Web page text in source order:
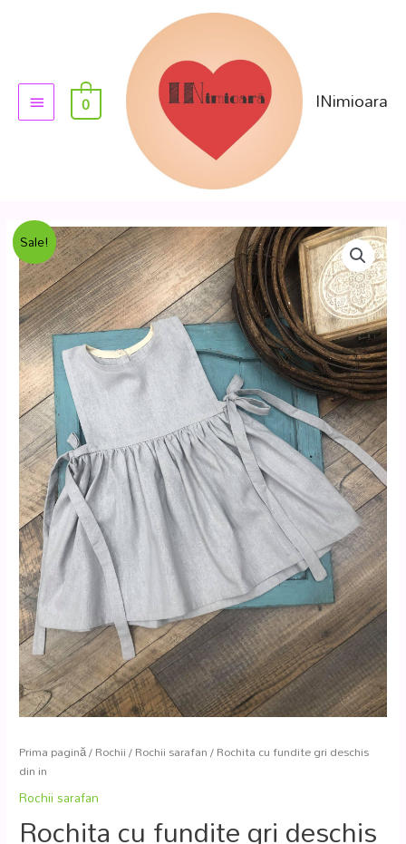
INimioara
0
Sale!
Prima pagină/Rochii/Rochii sarafan/ Rochita cu fundite gri deschis
din in
Rochii sarafan
Rochita cu fundite gri deschis